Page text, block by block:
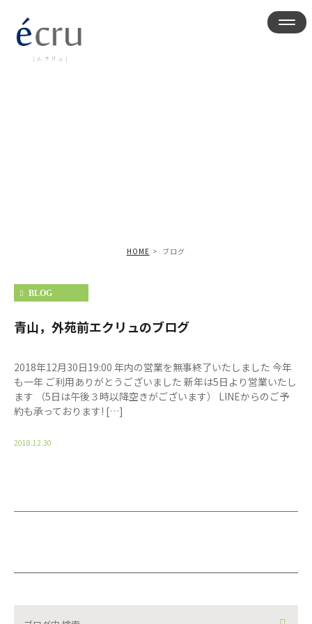
HOME ブログ
BLOG
青山，外苑前エクリュのブログ
2018年12月30日19:00 年内の営業を無事終了いたしました 今年
も一年 ご利用ありがとうございました 新年は5日より営業いたし
ます （5日は午後３時以降空きがございます） LINEからのご予
約も承っております! […]
2018.12.30